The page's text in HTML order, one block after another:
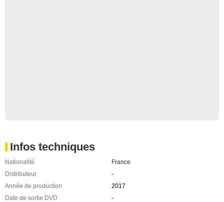
Infos techniques
Nationalité
France
Distributeur
-
Année de production
2017
Date de sortie DVD
-